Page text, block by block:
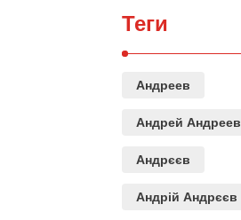
Теги
Андреев
Андрей Андреев
Андрєєв
Андрій Андрєєв